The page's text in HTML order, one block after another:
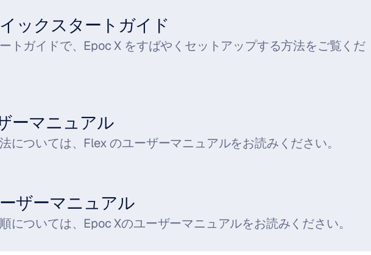
ックスタートガイド
トガイドで、Epoc X をすばやくセットアップする方法をご覧くだ
ーマニュアル
については、Flex のユーザーマニュアルをお読みください。
ザーマニュアル
については、Epoc Xのユーザーマニュアルをお読みください。